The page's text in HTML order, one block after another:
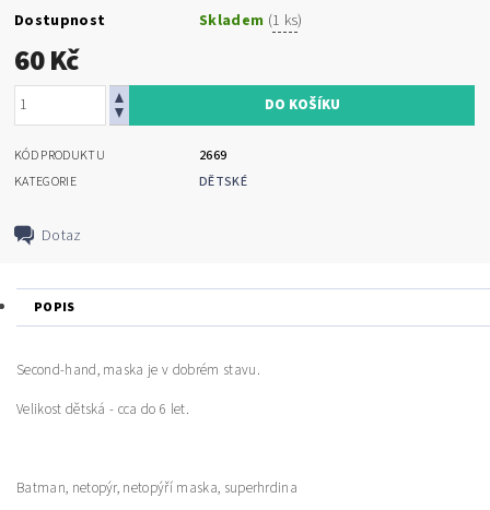
Dostupnost Skladem (1 ks)
60 Kč
KÓD PRODUKTU
2669
KATEGORIE
DĚTSKÉ
Dotaz
POPIS
Second-hand, maska je v dobrém stavu.
Velikost dětská - cca do 6 let.
Batman, netopýr, netopýří maska, superhrdina